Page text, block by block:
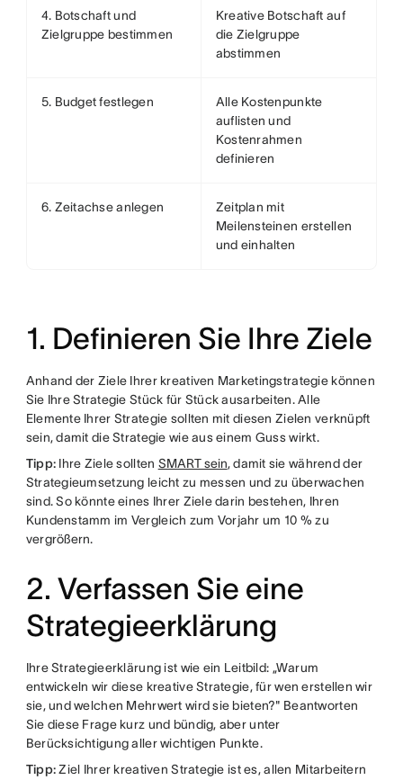
4. Botschaft und
Zielgruppe bestimmen
Kreative Botschaft auf
die Zielgruppe
abstimmen
5. Budget festlegen
Alle Kostenpunkte
auflisten und
Kostenrahmen
definieren
6. Zeitachse anlegen
Zeitplan mit
Meilensteinen erstellen
und einhalten
1. Definieren Sie Ihre Ziele
Anhand der Ziele Ihrer kreativen Marketingstrategie können
Sie Ihre Strategie Stück für Stück ausarbeiten. Alle
Elemente Ihrer Strategie sollten mit diesen Zielen verknüpft
sein, damit die Strategie wie aus einem Guss wirkt.
Tipp: Ihre Ziele sollten SMART sein, damit sie während der
Strategieumsetzung leicht zu messen und zu überwachen
sind. So könnte eines Ihrer Ziele darin bestehen, Ihren
Kundenstamm im Vergleich zum Vorjahr um 10 % zu
vergrößern.
2. Verfassen Sie eine
Strategieerklärung
Ihre Strategieerklärung ist wie ein Leitbild: „Warum
entwickeln wir diese kreative Strategie, für wen erstellen wir
sie, und welchen Mehrwert wird sie bieten?" Beantworten
Sie diese Frage kurz und bündig, aber unter
Berücksichtigung aller wichtigen Punkte.
Tipp:Ziel Ihrer kreativen Strategie ist es, allen Mitarbeitern